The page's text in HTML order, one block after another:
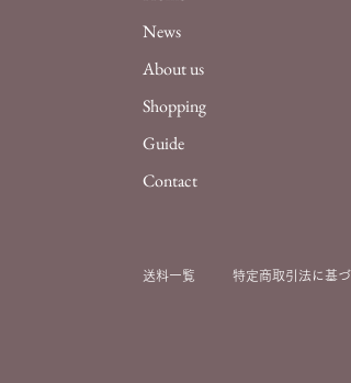
News
About us
Shopping
Guide
Contact
送料一覧 特定商取引法に基づ